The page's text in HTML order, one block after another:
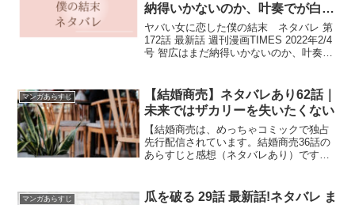
納得いかないのか、叶奏でが白石
を…
ヤバい女に恋した僕の結末 ネタバレ 第
172話 最新話 週刊漫画TIMES 2022年2/4
号 智広はまだ納得いかないのか、叶奏で
膨らましていたのだ。それと同時に、遺
体はどこに隠したんだよ？と考えていた
のです。
マンガあらすじ
【結婚商売】ネタバレあり62話｜
未来ではザカリーを失いたくない
【結婚商売は、めっちゃコミックで独占
先行配信されています。結婚商売36話の
あらすじと感想（ネタバレあり）です。
62話｜未来ではザカリーを失いたくない
マンガあらすじ
瓜を破る 29話 最新話!ネタバレ ま